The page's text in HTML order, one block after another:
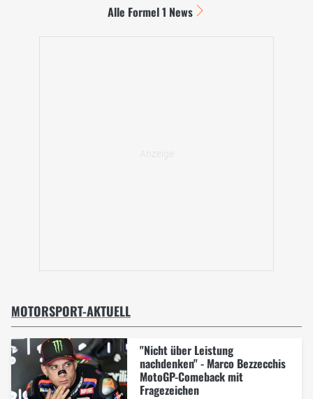
Alle Formel 1 News
MOTORSPORT-AKTUELL
"Nicht über Leistung
nachdenken" - Marco Bezzecchis
MotoGP-Comeback mit
Fragezeichen